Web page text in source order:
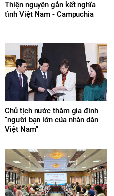
Thiện nguyện gắn kết nghĩa
tình Việt Nam - Campuchia
Chủ tịch nước thăm gia đình
"người bạn lớn của nhân dân
Việt Nam"